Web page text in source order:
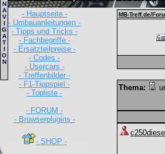
- Hauptseite -
- Umbauanleitungen -
- Tipps und Tricks -
- Fachbegriffe -
- Ersatzteilpreise -
- Codes -
- Usercars -
- Treffenbilder -
- F1-Tippspiel -
- Topliste -
- FORUM -
- Browserplugins -
- SHOP -
N
A
V
I
G
A
T
I
O
N
MB-Treff.de/
Thema:
c250diesel